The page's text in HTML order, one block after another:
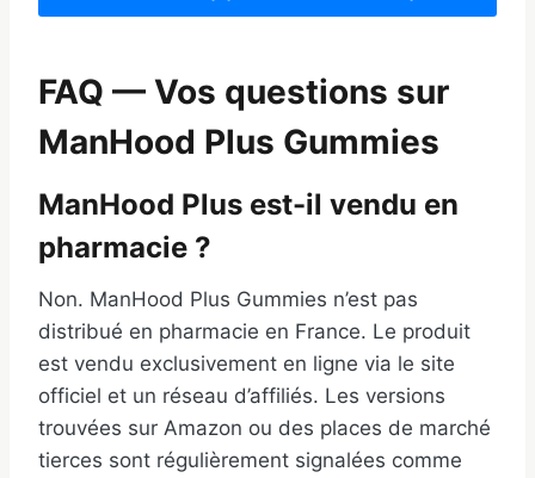
FAQ — Vos questions sur
ManHood Plus Gummies
ManHood Plus est-il vendu en
pharmacie ?
Non. ManHood Plus Gummies n’est pas
distribué en pharmacie en France. Le produit
est vendu exclusivement en ligne via le site
officiel et un réseau d’affiliés. Les versions
trouvées sur Amazon ou des places de marché
tierces sont régulièrement signalées comme